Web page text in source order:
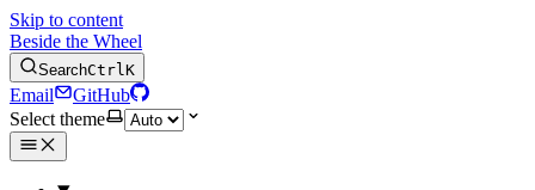
Skip to content
Beside the Wheel
SearchCtrlK
Email
GitHub
Select theme